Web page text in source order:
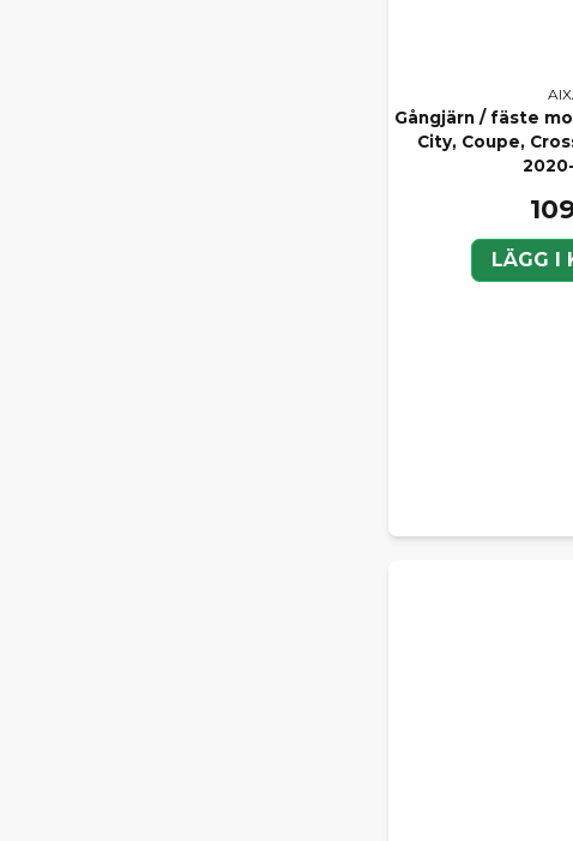
Gångjärn / fäste
City, Coupe,
LÄGG I